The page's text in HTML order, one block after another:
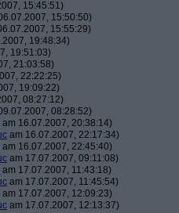
15:45:51)
15:50:50)
15:55:29)
19:48:34)
19:51:03)
21:03:58)
22:22:25)
19:09:22)
08:27:12)
08:28:52)
am 16.07.2007, 20:38:14)
am 16.07.2007, 22:17:34)
am 16.07.2007, 22:45:40)
am 17.07.2007, 09:11:08)
am 17.07.2007, 11:43:18)
am 17.07.2007, 11:45:54)
am 17.07.2007, 12:09:23)
am 17.07.2007, 12:13:37)